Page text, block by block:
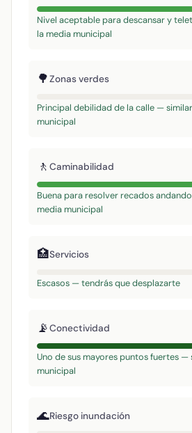
Nivel aceptable para descansar y
la media municipal
🌳Zonas verdes
Principal debilidad de la calle —
municipal
🚶 Caminabilidad
Buena para resolver recados
media municipal
🏥Servicios
Escasos — tendrás que desplazarte
📡Conectividad
Uno de sus mayores puntos fuertes —
municipal
🌊Riesgo inundación